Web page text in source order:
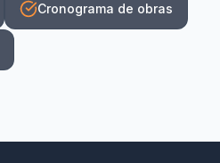
Cronograma de obras